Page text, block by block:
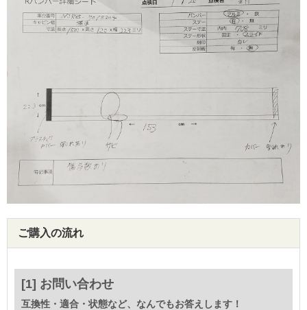
ご購入の流れ
[1] お問い合わせ
互換性・適合・状態など、なんでもお答えします！